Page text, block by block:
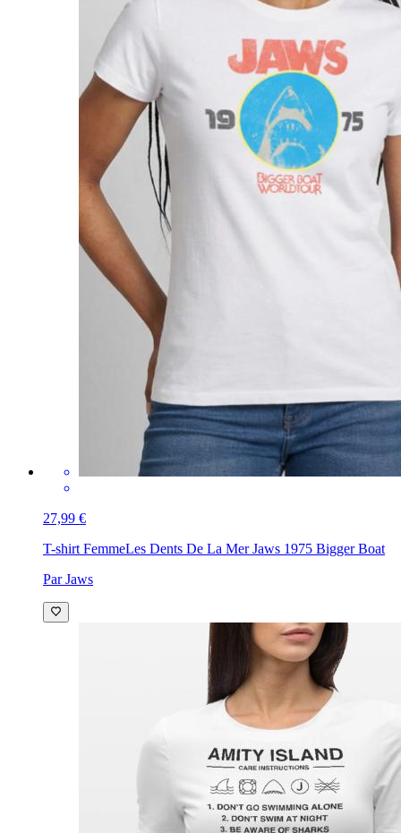
27,99 €
T-shirt FemmeLes Dents De La Mer Jaws 1975 Bigger Boat
Par Jaws